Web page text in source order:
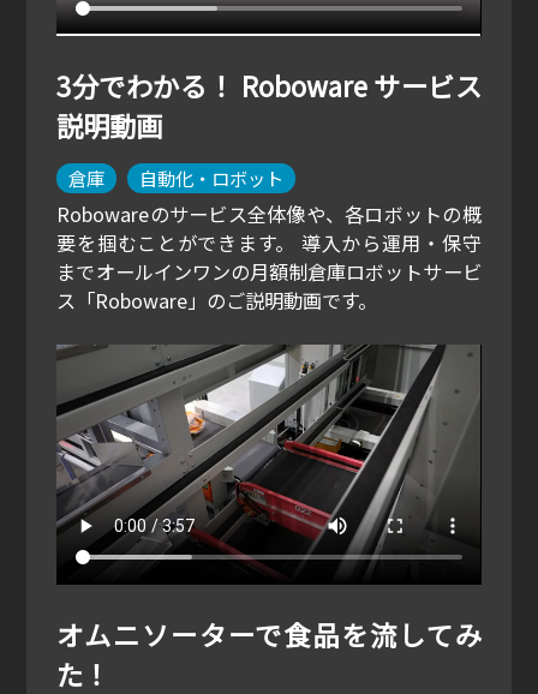
3分でわかる！ Roboware サービス
説明動画
倉庫 自動化・ロボット
Robowareのサービス全体像や、各ロボットの概
要を掴むことができます。 導入から運用・保守
までオールインワンの月額制倉庫ロボットサービ
ス「Roboware」のご説明動画です。
オムニソーターで食品を流してみ
た！